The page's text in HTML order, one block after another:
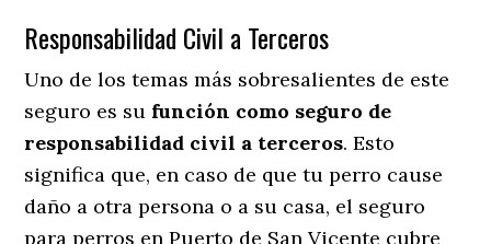
Responsabilidad Civil a Terceros
Uno de los temas más sobresalientes de este
seguro es su función como seguro de
responsabilidad civil a terceros. Esto
significa que, en caso de que tu perro cause
daño a otra persona o a su casa, el seguro
para perros en Puerto de San Vicente cubre